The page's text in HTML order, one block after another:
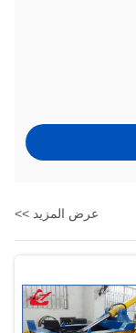
عرض المزيد >>